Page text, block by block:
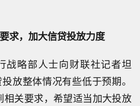
求，加大信贷投放力度
战略部人士向财联社记者坦
放整体情况有些低于预期。
相关要求，希望适当加大投放